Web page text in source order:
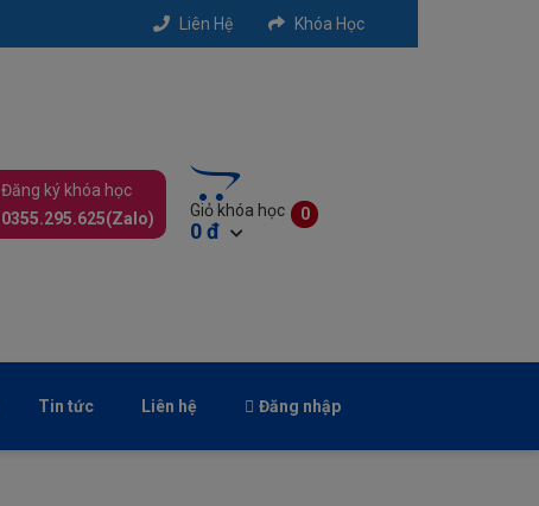
Liên Hệ Khóa Học
Đăng ký khóa học
0355.295.625(Zalo)
0
Giỏ khóa học
0 đ
Tin tức Liên hệ Đăng nhập